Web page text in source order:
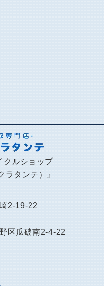
クルショップ
ラタンテ）』
2-19-22
区瓜破南2-4-22